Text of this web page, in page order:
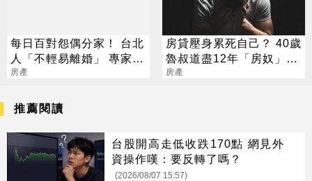
每日百對怨偶分家！ 台北
人「不輕易離婚」 專家揭
背後苦衷
房產
房貸壓身累死自己？ 40歲
魯叔道盡12年「房奴」辛
酸史
房產
推薦閱讀
台股開高走低收跌170點 網見外
資操作嘆：要反轉了嗎？
(2026/08/07 15:57)